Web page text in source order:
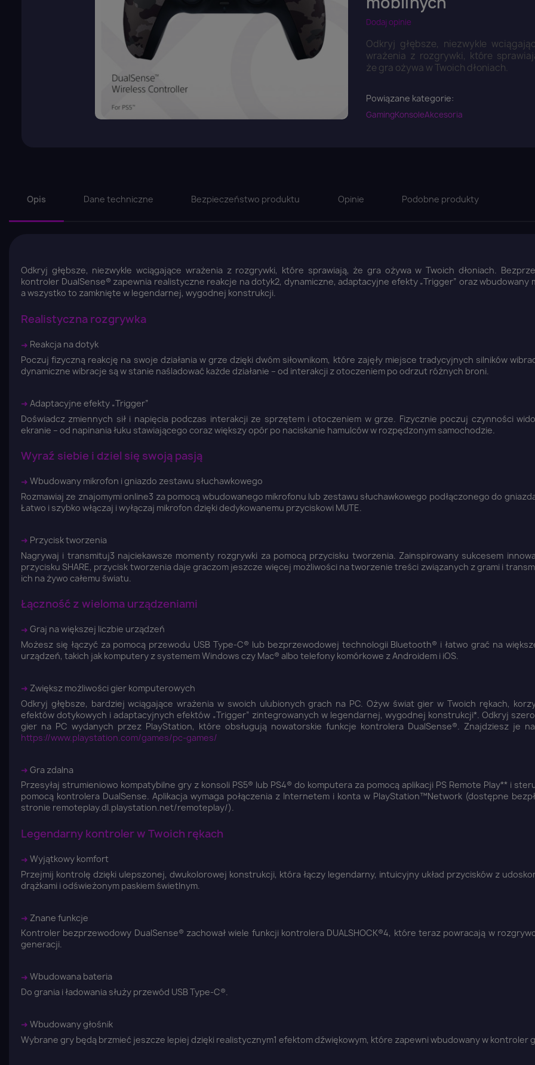
Dodaj opinie
Odkryj głębsze, niezwykle
wrażenia z rozgrywki, które
że gra ożywa w Twoich dłoniach.
Powiązane kategorie:
GamingKonsoleAkcesoria
Opis Dane techniczne Bezpieczeństwo produktu Opinie Podobne produkty
Odkryj głębsze, niezwykle wciągające wrażenia z rozgrywki, które sprawiają, że gra ożywa w Twoich dłoniach.
kontroler DualSense® zapewnia realistyczne reakcje na dotyk2, dynamiczne, adaptacyjne efekty „Trigger” oraz wbudowany
a wszystko to zamknięte w legendarnej, wygodnej konstrukcji.
Realistyczna rozgrywka
➜ Reakcja na dotyk
Poczuj fizyczną reakcję na swoje działania w grze dzięki dwóm siłownikom, które zajęły miejsce tradycyjnych silników
dynamiczne wibracje są w stanie naśladować każde działanie – od interakcji z otoczeniem po odrzut różnych broni.
➜ Adaptacyjne efekty „Trigger”
Doświadcz zmiennych sił i napięcia podczas interakcji ze sprzętem i otoczeniem w grze. Fizycznie poczuj czynności
ekranie – od napinania łuku stawiającego coraz większy opór po naciskanie hamulców w rozpędzonym samochodzie.
Wyraź siebie i dziel się swoją pasją
➜ Wbudowany mikrofon i gniazdo zestawu słuchawkowego
Rozmawiaj ze znajomymi online3 za pomocą wbudowanego mikrofonu lub zestawu słuchawkowego podłączonego do
Łatwo i szybko włączaj i wyłączaj mikrofon dzięki dedykowanemu przyciskowi MUTE.
➜ Przycisk tworzenia
Nagrywaj i transmituj3 najciekawsze momenty rozgrywki za pomocą przycisku tworzenia. Zainspirowany sukcesem
przycisku SHARE, przycisk tworzenia daje graczom jeszcze więcej możliwości na tworzenie treści związanych z grami i
ich na żywo całemu światu.
Łączność z wieloma urządzeniami
➜ Graj na większej liczbie urządzeń
Możesz się łączyć za pomocą przewodu USB Type-C® lub bezprzewodowej technologii Bluetooth® i łatwo grać na
urządzeń, takich jak komputery z systemem Windows czy Mac® albo telefony komórkowe z Androidem i iOS.
➜ Zwiększ możliwości gier komputerowych
Odkryj głębsze, bardziej wciągające wrażenia w swoich ulubionych grach na PC. Ożyw świat gier w Twoich rękach,
efektów dotykowych i adaptacyjnych efektów „Trigger” zintegrowanych w legendarnej, wygodnej konstrukcji*. Odkryj
gier na PC wydanych przez PlayStation, które obsługują nowatorskie funkcje kontrolera DualSense®. Znajdziesz je
https://www.playstation.com/games/pc-games/
➜ Gra zdalna
Przesyłaj strumieniowo kompatybilne gry z konsoli PS5® lub PS4® do komputera za pomocą aplikacji PS Remote Play** i
pomocą kontrolera DualSense. Aplikacja wymaga połączenia z Internetem i konta w PlayStation™Network (dostępne
stronie remoteplay.dl.playstation.net/remoteplay/).
Legendarny kontroler w Twoich rękach
➜ Wyjątkowy komfort
Przejmij kontrolę dzięki ulepszonej, dwukolorowej konstrukcji, która łączy legendarny, intuicyjny układ przycisków z
drążkami i odświeżonym paskiem świetlnym.
➜ Znane funkcje
Kontroler bezprzewodowy DualSense® zachował wiele funkcji kontrolera DUALSHOCK®4, które teraz powracają w
generacji.
➜ Wbudowana bateria
Do grania i ładowania służy przewód USB Type-C®.
➜ Wbudowany głośnik
Wybrane gry będą brzmieć jeszcze lepiej dzięki realistycznym1 efektom dźwiękowym, które zapewni wbudowany w kontroler
You need to be logged in to save products in your wish list.